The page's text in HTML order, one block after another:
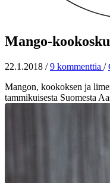
Mango-
22.1.2018 / 9 kommenttia /
Mangon, kookoksen ja
tammikuisesta Suomesta